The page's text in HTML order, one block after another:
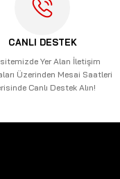
CANLI DESTEK
Yer Alan İletişim
Üzerinden Mesai Saatleri
Canlı Destek Alın!